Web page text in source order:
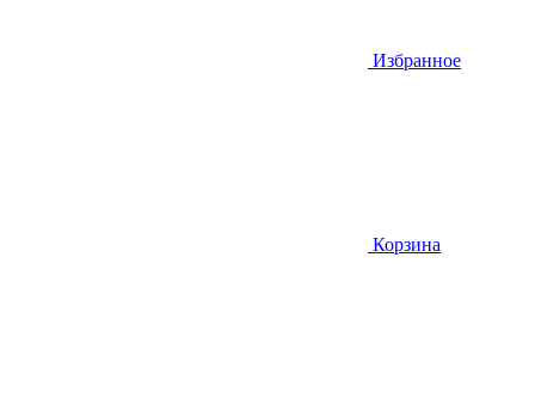
Избранное
Корзина